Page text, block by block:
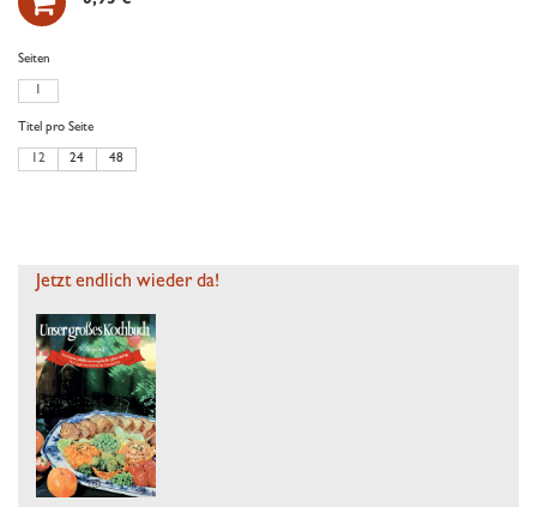
Seiten
1
Titel pro Seite
12 24 48
Jetzt endlich wieder da!